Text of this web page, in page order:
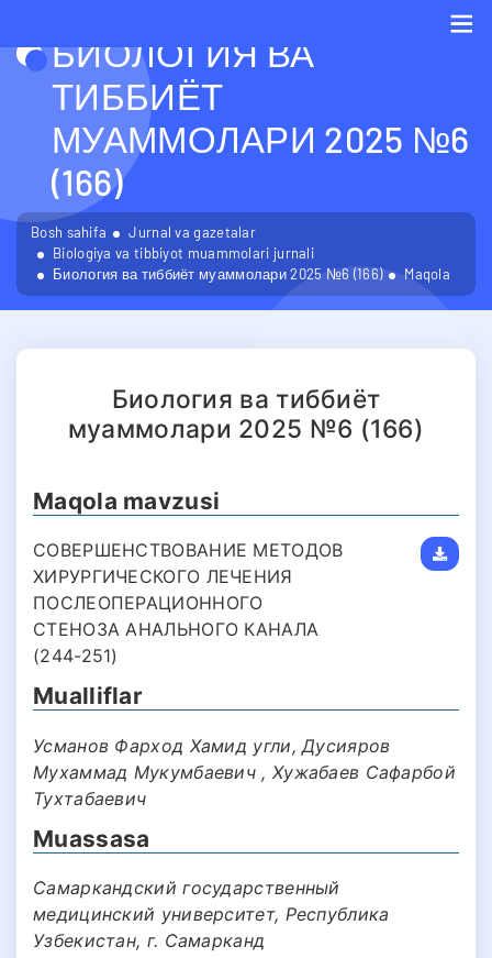
БИОЛОГИЯ ВА
ТИББИЁТ
МУАММОЛАРИ 2025 №6
(166)
Bosh sahifa
Jurnal va gazetalar
Biologiya va tibbiyot muammolari jurnali
Биология ва тиббиёт муаммолари 2025 №6 (166)
Maqola
Биология ва тиббиёт
муаммолари 2025 №6 (166)
Maqola mavzusi
СОВЕРШЕНСТВОВАНИЕ МЕТОДОВ
ХИРУРГИЧЕСКОГО ЛЕЧЕНИЯ
ПОСЛЕОПЕРАЦИОННОГО
СТЕНОЗА АНАЛЬНОГО КАНАЛА
(244-251)
Mualliflar
Усманов Фарход Хамид угли, Дусияров
Мухаммад Мукумбаевич , Хужабаев Сафарбой
Тухтабаевич
Muassasa
Самаркандский государственный
медицинский университет, Республика
Узбекистан, г. Самарканд